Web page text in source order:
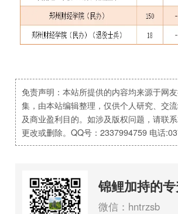
免责声明：本站所提供的内容均来源于网
集，由本站编辑整理，仅供个人研究、交
及商业盈利目的。如涉及版权问题，请联
更改或删除。QQ号：2337994759 电话
锦鲤加持的
微信：hntrzsb